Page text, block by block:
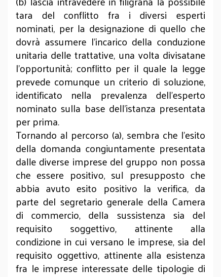
tara del conflitto fra i diversi esperti
nominati, per la designazione di quello che
dovrà assumere l’incarico della conduzione
unitaria delle trattative, una volta divisatane
l’opportunità; conflitto per il quale la legge
prevede comunque un criterio di soluzione,
identificato nella prevalenza dell’esperto
nominato sulla base dell’istanza presentata
per prima.
Tornando al percorso (a), sembra che l’esito
della domanda congiuntamente presentata
dalle diverse imprese del gruppo non possa
che essere positivo, sul presupposto che
abbia avuto esito positivo la verifica, da
parte del segretario generale della Camera
di commercio, della sussistenza sia del
requisito soggettivo, attinente alla
condizione in cui versano le imprese, sia del
requisito oggettivo, attinente alla esistenza
fra le imprese interessate delle tipologie di